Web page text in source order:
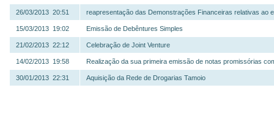
26/03/2013 20:51 reapresentação das Demonstrações Financeiras relativas ao
15/03/2013 19:02 Emissão de Debêntures Simples
21/02/2013 22:12 Celebração de Joint Venture
14/02/2013 19:58 Realização da sua primeira emissão de notas promissórias
30/01/2013 22:31 Aquisição da Rede de Drogarias Tamoio